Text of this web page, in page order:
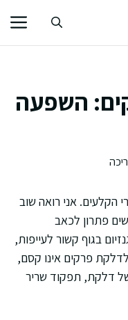
השפעה
הקלעים. אני רואה שוב
פתרון לכאב
בגוף קשור לעייפות,
פרקים אינו קסם,
דלקת, תפקוד שריר